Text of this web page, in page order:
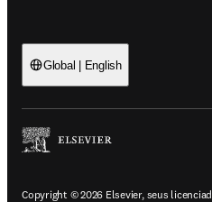
Global | English
Copyright © 2026 Elsevier, seus